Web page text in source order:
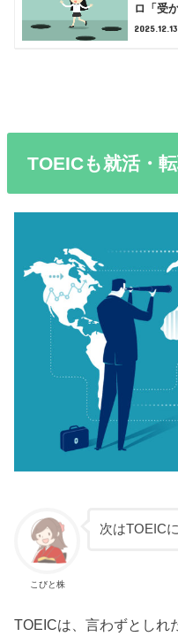
ロ「受
2025.12.13
TOEICも就活・
こびと株
次はTOEIC
TOEICは、言わずとしれ